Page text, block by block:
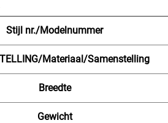
Stijl nr./Modelnummer
Materiaal/Samenstelling
Breedte
Gewicht